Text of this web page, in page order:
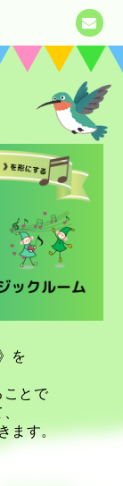
を
ことで
ます。